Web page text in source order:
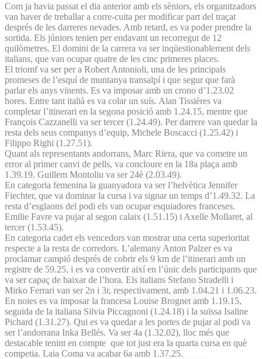
Com ja havia passat el dia anterior amb els sèniors, els organitzadors
van haver de treballar a corre-cuita per modificar part del traçat
després de les darreres nevades. Amb retard, es va poder prendre la
sortida. Els júniors tenien per endavant un recorregut de 12
quilòmetres. El domini de la carrera va ser inqüestionablement dels
italians, que van ocupar quatre de les cinc primeres places.
El triomf va ser per a Robert Antonioli, una de les principals
promeses de l’esquí de muntanya transalpí i que segur que farà
parlar els anys vinents. Es va imposar amb un crono d’1.23.02
hores. Entre tant italià es va colar un suís. Alan Tissières va
completar l’itinerari en la segona posició amb 1.24.15, mentre que
François Cazzanelli va ser tercer (1.24.49). Per darrere van quedar la
resta dels seus companys d’equip, Michele Boscacci (1.25.42) i
Filippo Righi (1.27.51).
Quant als representants andorrans, Marc Riera, que va cometre un
error al primer canvi de pells, va concloure en la 18a plaça amb
1.39.19. Guillem Montoliu va ser 24è (2.03.49).
En categoria femenina la guanyadora va ser l’helvètica Jennifer
Fiechter, que va dominar la cursa i va signar un temps d’1.49.32. La
resta d’esglaons del podi els van ocupar esquiadores franceses.
Emilie Favre va pujar al segon calaix (1.51.15) i Axelle Mollaret, al
tercer (1.53.45).
En categoria cadet els vencedors van mostrar una certa superioritat
respecte a la resta de corredors. L’alemany Anton Palzer es va
proclamar campió després de cobrir els 9 km de l’itinerari amb un
registre de 59.25, i es va convertir així en l’únic dels participants que
va ser capaç de baixar de l’hora. Els italians Stefano Stradelli i
Mirko Ferrari van ser 2n i 3r, respectivament, amb 1.04.21 i 1.06.23.
En noies es va imposar la francesa Louise Brognet amb 1.19.15,
seguida de la italiana Silvia Piccagnoni (1.24.18) i la suïssa Isaline
Pichard (1.31.27). Qui es va quedar a les portes de pujar al podi va
ser l’andorrana Inka Bellés. Va ser 4a (1.32.02), lloc més que
destacable tenint en compte que tot just era la quarta cursa en què
competia. Laia Coma va acabar 6a amb 1.37.25.